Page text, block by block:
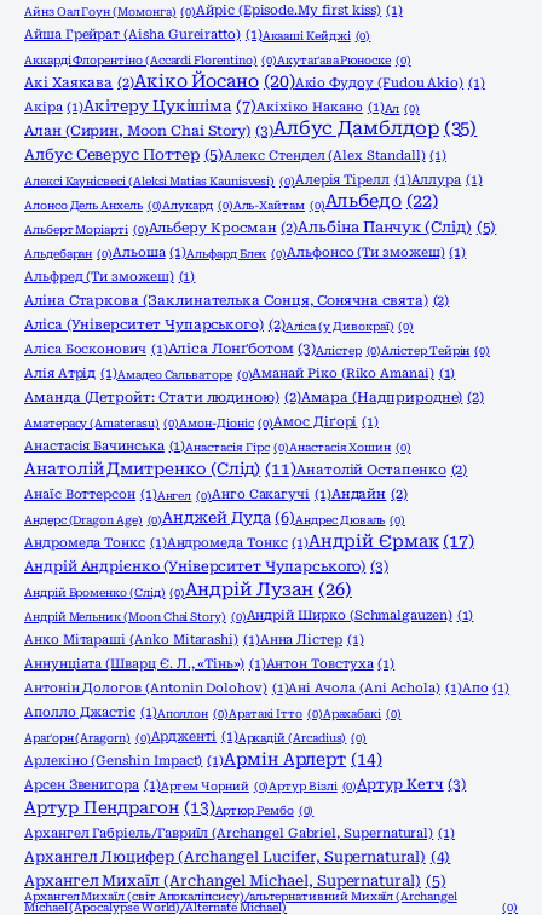
Айнз Оал Гоун (Момонга) (0)Айріс (Episode.My first kiss) (1)
Айша Грейрат (Aisha Gureiratto) (1)Акааші Кейджі (0)
Аккарді Флорентіно (Accardi Florentino) (0)Акутаґава Рюноске (0)
Акі Хаякава (2)Акіко Йосано (20)Акіо Фудоу (Fudou Akio) (1)
Акіра (1)Акітеру Цукішіма (7)Акіхіко Накано (1)Ал (0)
Алан (Сирин, Moon Chai Story) (3)Албус Дамблдор (35)
Албус Северус Поттер (5)Алекс Стендел (Alex Standall) (1)
Алексі Каунісвесі (Aleksi Matias Kaunisvesi) (0)Алерія Тірелл (1)Аллура (1)
Алонсо Дель Анхель (0)Алукард (0)Аль-Хайтам (0)Альбедо (22)
Альберт Моріарті (0)Альберу Кросман (2)Альбіна Панчук (Слід) (5)
Альдебаран (0)Альоша (1)Альфард Блек (0)Альфонсо (Ти зможеш) (1)
Альфред (Ти зможеш) (1)
Аліна Старкова (Заклинателька Сонця, Сонячна свята) (2)
Аліса (Університет Чупарського) (2)Аліса (у Дивокраї) (0)
Аліса Босконович (1)Аліса Лонґботом (3)Алістер (0)Алістер Тейрін (0)
Алія Атрід (1)Амадео Сальваторе (0)Аманай Ріко (Riko Amanai) (1)
Аманда (Детройт: Стати людиною) (2)Амара (Надприродне) (2)
Аматерасу (Amaterasu) (0)Амон-Діоніс (0)Амос Діґорі (1)
Анастасія Бачинська (1)Анастасія Гірс (0)Анастасія Хошин (0)
Анатолій Дмитренко (Слід) (11)Анатолій Остапенко (2)
Анаїс Воттерсон (1)Ангел (0)Анго Сакагучі (1)Андайн (2)
Андерс (Dragon Age) (0)Анджей Дуда (6)Андрес Дюваль (0)
Андромеда Тонкс (1)Андромеда Тонкс (1)Андрій Єрмак (17)
Андрій Андрієнко (Університет Чупарського) (3)
Андрій Броменко (Слід) (0)Андрій Лузан (26)
Андрій Мельник (Moon Chai Story) (0)Андрій Ширко (Schmalgauzen) (1)
Анко Мітараші (Anko Mitarashi) (1)Анна Лістер (1)
Аннунціата (Шварц Є. Л., «Тінь») (1)Антон Товстуха (1)
Антонін Дологов (Antonin Dolohov) (1)Ані Ачола (Ani Achola) (1)Апо (1)
Аполло Джастіс (1)Аполлон (0)Аратакі Ітто (0)Арахабакі (0)
Араґорн (Aragorn) (0)Ардженті (1)Аркадій (Arcadius) (0)
Арлекіно (Genshin Impact) (1)Армін Арлерт (14)
Арсен Звенигора (1)Артем Чорний (0)Артур Візлі (0)Артур Кетч (3)
Артур Пендрагон (13)Артюр Рембо (0)
Архангел Габріель/Гавриїл (Archangel Gabriel, Supernatural) (1)
Архангел Люцифер (Archangel Lucifer, Supernatural) (4)
Архангел Михаїл (Archangel Michael, Supernatural) (5)
Архангел Михаїл (світ Апокаліпсису)/альтернативний Михаїл (Archangel
Michael (Apocalypse World)/Alternate Michael)
(0)